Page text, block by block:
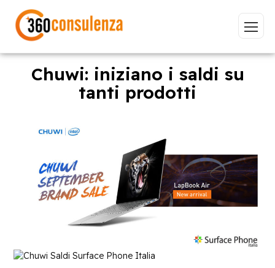
GDPR NIS2 Bandi ISO 27001
BeeProd
Inizia a digitare per visualizzare le pagine consigliate.
Chuwi: iniziano i saldi su
tanti prodotti